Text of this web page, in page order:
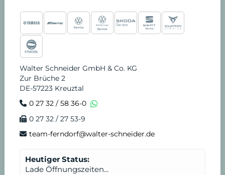
Walter Schneider GmbH & Co. KG
Zur Brüche 2
DE-57223 Kreuztal
0 27 32 / 58 36-0
0 27 32 / 27 53-9
team-ferndorf@walter-schneider.de
Heutiger Status:
Lade Öffnungszeiten...